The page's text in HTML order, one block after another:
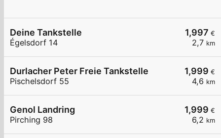
1,997 €
2,7 km
Deine Tankstelle
Égelsdorf 14
1,999 €
4,6 km
Durlacher Peter Freie Tankstelle
Pischelsdorf 55
1,999 €
6,2 km
Genol Landring
Pirching 98